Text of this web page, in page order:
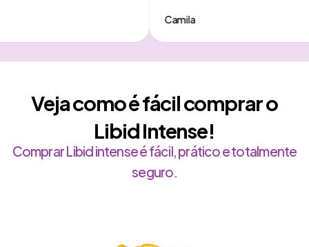
Camila
Veja como é fácil comprar o
Libid Intense!
Comprar Libid intense é fácil, prático e totalmente
seguro.